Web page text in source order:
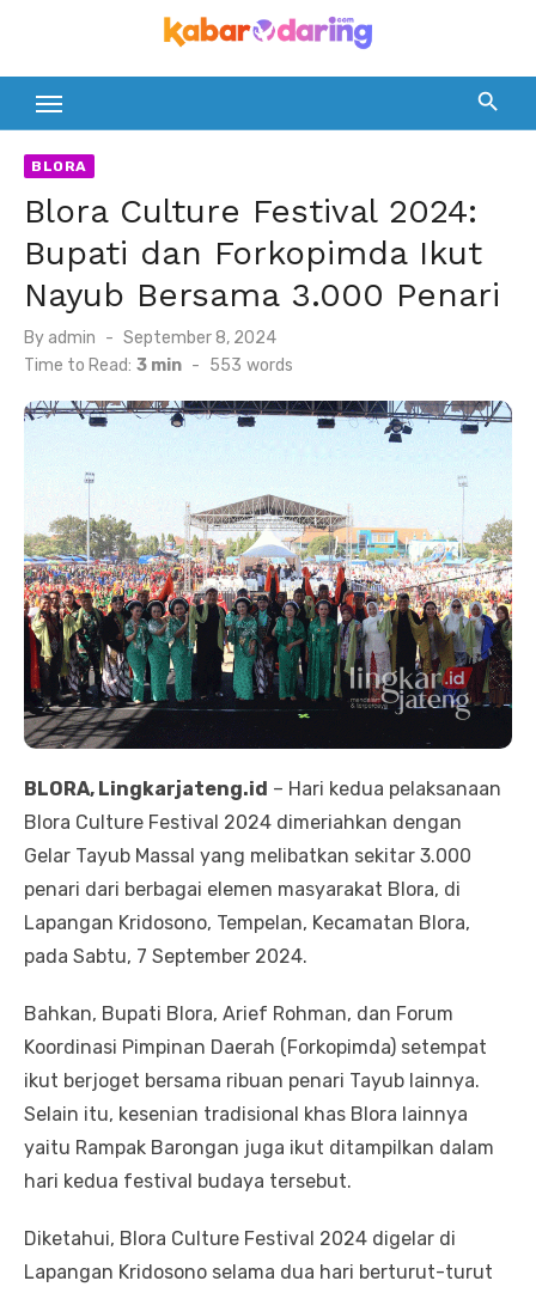
content
BLORA
Blora Culture Festival 2024:
Bupati dan Forkopimda Ikut
Nayub Bersama 3.000 Penari
By admin
Posted
on
September 8, 2024
Time to Read: 3 min - 553 words
BLORA, Lingkarjateng.id – Hari kedua pelaksanaan
Blora Culture Festival 2024 dimeriahkan dengan
Gelar Tayub Massal yang melibatkan sekitar 3.000
penari dari berbagai elemen masyarakat Blora, di
Lapangan Kridosono, Tempelan, Kecamatan Blora,
pada Sabtu, 7 September 2024.
Bahkan, Bupati Blora, Arief Rohman, dan Forum
Koordinasi Pimpinan Daerah (Forkopimda) setempat
ikut berjoget bersama ribuan penari Tayub lainnya.
Selain itu, kesenian tradisional khas Blora lainnya
yaitu Rampak Barongan juga ikut ditampilkan dalam
hari kedua festival budaya tersebut.
Diketahui, Blora Culture Festival 2024 digelar di
Lapangan Kridosono selama dua hari berturut-turut